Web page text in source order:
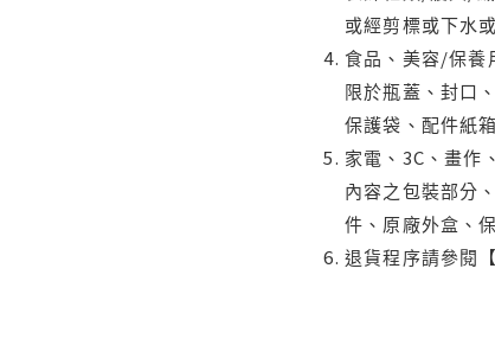
或經剪標或下水
食品、美容/保養
限於瓶蓋、封口
保護袋、配件紙
家電、3C、畫作
內容之包裝部分
件、原廠外盒、
退貨程序請參閱